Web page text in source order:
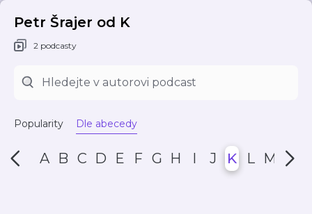
Petr Šrajer od K
2 podcasty
Popularity Dle abecedy
A B C D E F G H I J K L M N